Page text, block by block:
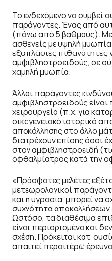
Το ενδεχόμενο να συμβεί
παράγοντες. Ένας από
(πάνω από 5 βαθμούς).
ασθενείς με υψηλή
εξαπλάσιες
αμφιβληστροειδούς, σε
χαμηλή μυωπία.
Άλλοι παράγοντες
αμφιβληστροειδούς
χειρουργείο (π.χ. για
οικογενειακό ιστορικό
αποκόλλησης στο άλλο
διατρέχουν επίσης όσοι
στον αμφιβληστροειδή
οφθαλμίατρος κατά την
«Πρόσφατες μελέτες
μετεωρολογικοί
και η υγρασία, μπορεί να
συχνότητα
Ωστόσο, τα διαθέσιμα
είναι περιορισμένα και
σχέση. Πρόκειται κατ’
απαιτεί περαιτέρω